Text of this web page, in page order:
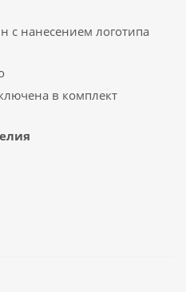
с нанесением логотипа
в комплект